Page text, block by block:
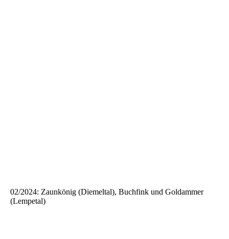
02/2024: Zaunkönig (Diemeltal), Buchfink und Goldammer
(Lempetal)